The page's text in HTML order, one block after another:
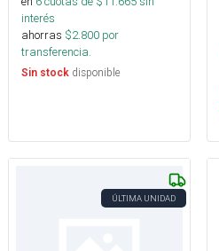
interés
ahorras $2.800 por
transferencia.
Sin stock disponible
ÚLTIMA UNIDAD